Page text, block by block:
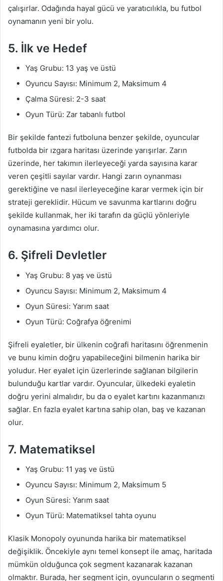
çalışırlar. Odağında hayal gücü ve yaratıcılıkla, bu futbol
oynamanın yeni bir yolu.
5. İlk ve Hedef
Yaş Grubu: 13 yaş ve üstü
Oyuncu Sayısı: Minimum 2, Maksimum 4
Çalma Süresi: 2-3 saat
Oyun Türü: Zar tabanlı futbol
Bir şekilde fantezi futboluna benzer şekilde, oyuncular
futbolda bir ızgara haritası üzerinde yarışırlar. Zarın
üzerinde, her takımın ilerleyeceği yarda sayısına karar
veren çeşitli sayılar vardır. Hangi zarın oynanması
gerektiğine ve nasıl ilerleyeceğine karar vermek için bir
strateji gereklidir. Hücum ve savunma kartlarını doğru
şekilde kullanmak, her iki tarafın da güçlü yönleriyle
oynamasına yardımcı olur.
6. Şifreli Devletler
Yaş Grubu: 8 yaş ve üstü
Oyuncu Sayısı: Minimum 2, Maksimum 4
Oyun Süresi: Yarım saat
Oyun Türü: Coğrafya öğrenimi
Şifreli eyaletler, bir ülkenin coğrafi haritasını öğrenmenin
ve bunu kimin doğru yapabileceğini bilmenin harika bir
yoludur. Her eyalet için üzerlerinde sağlanan bilgilerin
bulunduğu kartlar vardır. Oyuncular, ülkedeki eyaletin
doğru yerini almalıdır, bu da o eyalet kartını kazanmanızı
sağlar. En fazla eyalet kartına sahip olan, baş ve kazanan
olur.
7. Matematiksel
Yaş Grubu: 11 yaş ve üstü
Oyuncu Sayısı: Minimum 2, Maksimum 5
Oyun Süresi: Yarım saat
Oyun Türü: Matematiksel tahta oyunu
Klasik Monopoly oyununda harika bir matematiksel
değişiklik. Öncekiyle aynı temel konsept ile amaç, haritada
mümkün olduğunca çok segment kazanarak kazanan
olmaktır. Burada, her segment için, oyuncuların o segmenti